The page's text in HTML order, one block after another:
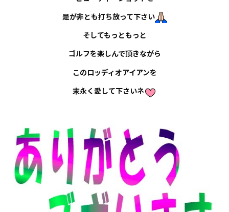
是が非とも打ち放って下さい
そしてもっともっと
ゴルフを楽しんで頂きながら
このロッディオアイアンを
末永く愛して下さいネ